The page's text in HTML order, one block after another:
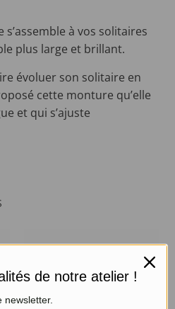
s’assemble à vos solitaires
plus large et brillant.
évoluer son solitaire en
cette monture qu’elle
et qui s’ajuste
de notre atelier !
newsletter.